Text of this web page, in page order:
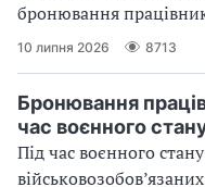
бронювання
10 липня 2026 8713
Бронювання
час воєнного
Під час воєнного